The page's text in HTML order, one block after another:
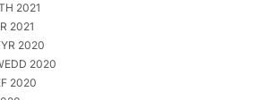
2021
2021
2020
2020
2020